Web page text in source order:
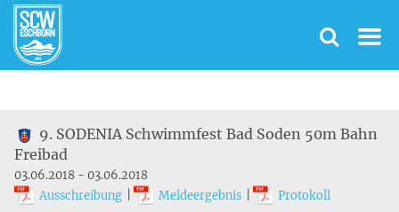
9. SODENIA Schwimmfest Bad Soden 50m Bahn
Freibad
03.06.2018 - 03.06.2018
Ausschreibung
Meldeergebnis Protokoll